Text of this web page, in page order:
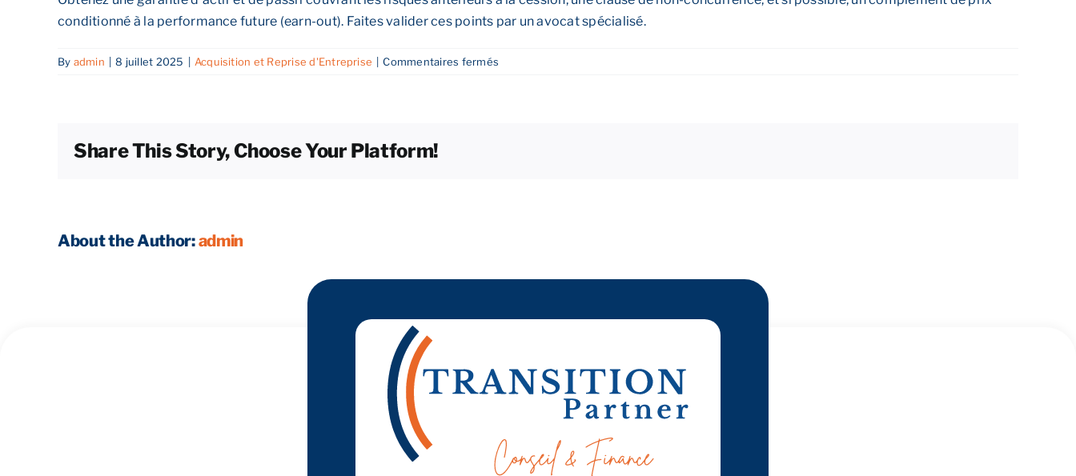
conditionné à la performance future (earn-out). Faites valider ces points par un avocat spécialisé.
By admin 8 juillet 2025 Acquisition et Reprise d'Entreprise Commentaires fermés
Share This Story, Choose Your Platform!
About the Author:admin